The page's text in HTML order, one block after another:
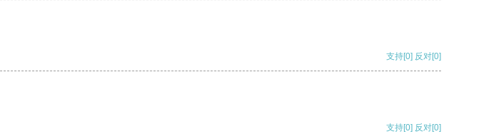
支持[0] 反对[0]
支持[0] 反对[0]